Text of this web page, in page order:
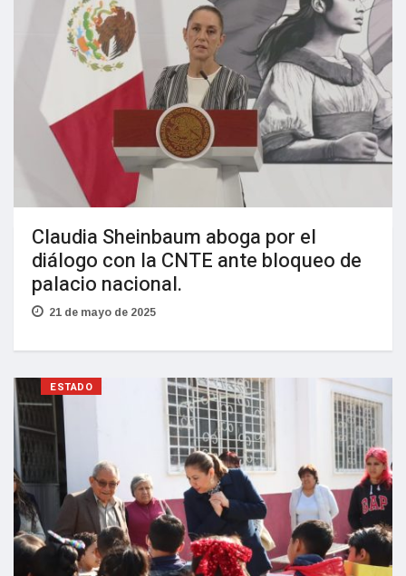
Claudia Sheinbaum aboga por el
diálogo con la CNTE ante bloqueo de
palacio nacional.
21 de mayo de 2025
ESTADO